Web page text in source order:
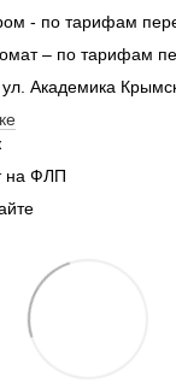
- по тарифам
– по тарифам
Академика
на ФЛП